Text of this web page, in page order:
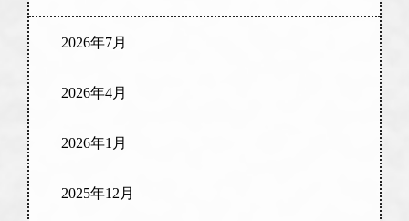
2026年7月
2026年4月
2026年1月
2025年12月